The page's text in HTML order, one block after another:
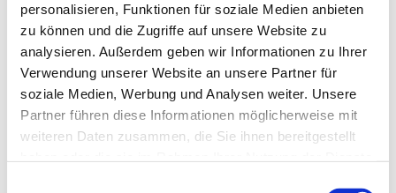
personalisieren, Funktionen für soziale Medien anbieten
zu können und die Zugriffe auf unsere Website zu
analysieren. Außerdem geben wir Informationen zu Ihrer
Verwendung unserer Website an unsere Partner für
soziale Medien, Werbung und Analysen weiter. Unsere
Partner führen diese Informationen möglicherweise mit
weiteren Daten zusammen, die Sie ihnen bereitgestellt
Dies könnte Sie auch
interessieren